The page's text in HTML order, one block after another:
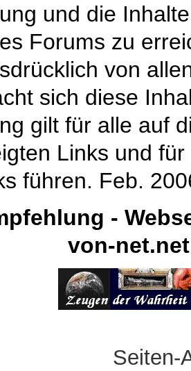
und die
Forums zu
von
sich diese
gilt für alle auf
Links und
führen. Feb.
-
von-net.net
Seiten-